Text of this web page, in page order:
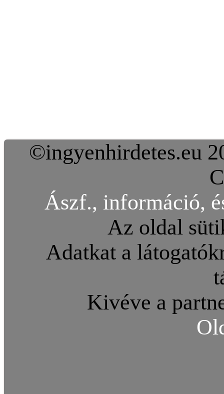
©ingyenhirdetes.eu
Ászf., információ,
Az oldal
Adatkat a
Kivéve a